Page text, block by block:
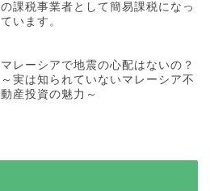
の課税事業者として簡易課税になっ
ています。
マレーシアで地震の心配はないの？
～実は知られていないマレーシア不
動産投資の魅力～